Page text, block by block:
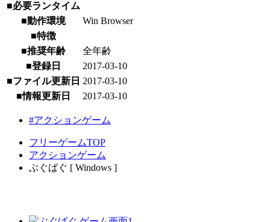
■必要ランタイム
■動作環境
Win Browser
■特徴
■推奨年齢
全年齢
■登録日
2017-03-10
■ファイル更新日 2017-03-10
■情報更新日
2017-03-10
#アクションゲーム
フリーゲームTOP
アクションゲーム
ぶぐばぐ [ Windows ]